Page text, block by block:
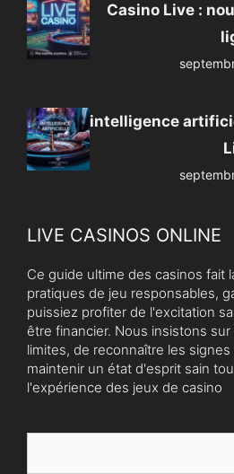
Casino Live :
intelligence
LIVE CASINOS ONLINE
Ce guide ultime des casinos fait
pratiques de jeu responsables,
puissiez profiter de l'excitation
être financier. Nous insistons
limites, de reconnaître les
maintenir un état d'esprit sain
l'expérience des jeux de casino